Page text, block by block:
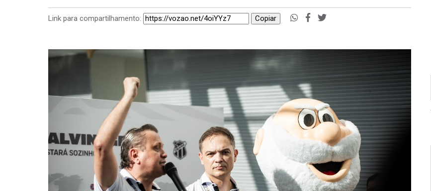
Link para compartilhamento: Copiar